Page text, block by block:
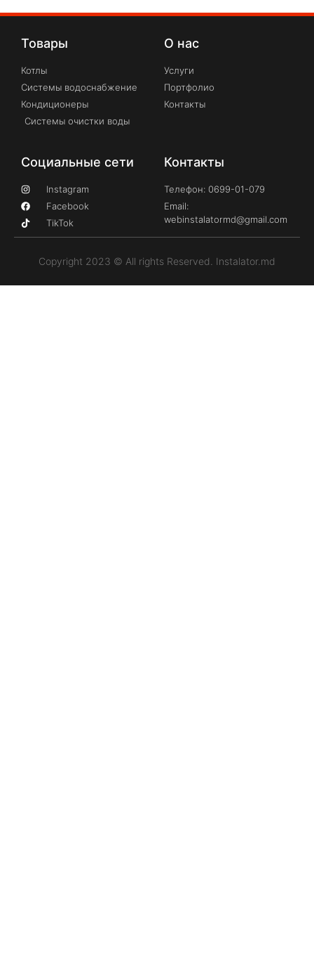
Товары
Котлы
Системы водоснабжение
Кондиционеры
Системы очистки воды
О нас
Услуги
Портфолио
Контакты
Социальные сети
Instagram
Facebook
TikTok
Контакты
Телефон: 0699-01-079
Email:
webinstalatormd@gmail.com
Copyright 2023 © All rights Reserved. Instalator.md